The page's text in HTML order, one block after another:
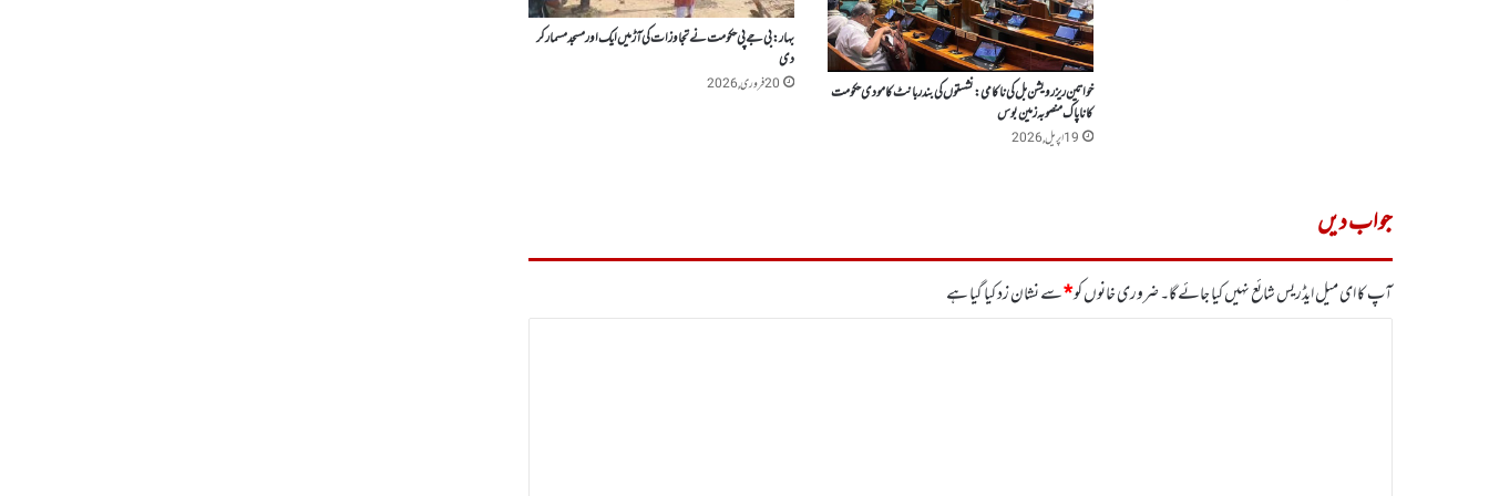
خواتین ریزرویشن بل کی ناکامی:نشستوں کی بندربانٹ کا مودی حکومت
کا ناپاک منصوبہ زمین بوس
19 اپریل, 2026
بہار: بی جے پی حکومت نے تجاوزات کی آڑ میں ایک اور مسجد مسمار کر
دی
20 فروری, 2026
جواب دیں
آپ کا ای میل ایڈریس شائع نہیں کیا جائے گا۔ضروری خانوں کو*سے نشان زد کیا گیا ہے